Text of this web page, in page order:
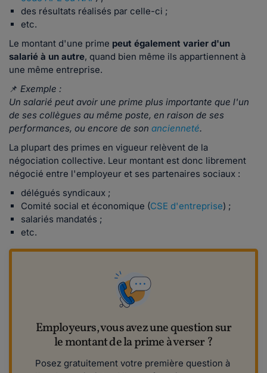
des résultats réalisés par celle-ci ;
etc.
Le montant d'une prime peut également varier d'un
salarié à un autre, quand bien même ils appartiennent à
une même entreprise.
📌 Exemple :
Un salarié peut avoir une prime plus importante que l'un
de ses collègues au même poste, en raison de ses
performances, ou encore de son ancienneté.
La plupart des primes en vigueur relèvent de la
négociation collective. Leur montant est donc librement
négocié entre l'employeur et ses partenaires sociaux :
délégués syndicaux ;
Comité social et économique (CSE d'entreprise) ;
salariés mandatés ;
etc.
Employeurs, vous avez une question sur
le montant de la prime à verser ?
Posez gratuitement votre première question à